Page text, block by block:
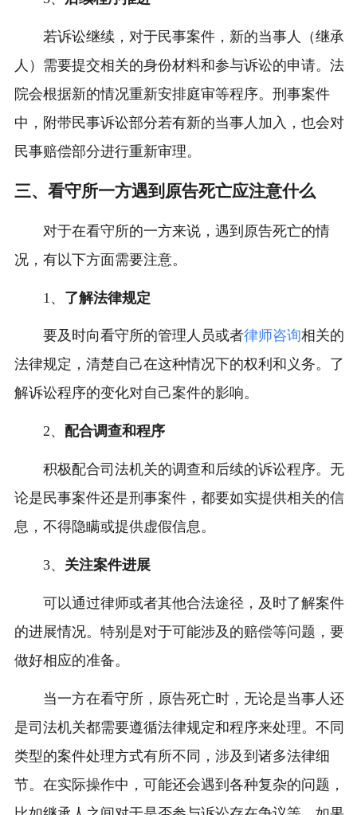
若诉讼继续，对于民事案件，新的当事人（继承
人）需要提交相关的身份材料和参与诉讼的申请。法
院会根据新的情况重新安排庭审等程序。刑事案件
中，附带民事诉讼部分若有新的当事人加入，也会对
民事赔偿部分进行重新审理。
三、看守所一方遇到原告死亡应注意什么
对于在看守所的一方来说，遇到原告死亡的情
况，有以下方面需要注意。
1、 了解法律规定
要及时向看守所的管理人员或者律师咨询相关的
法律规定，清楚自己在这种情况下的权利和义务。了
解诉讼程序的变化对自己案件的影响。
2、 配合调查和程序
积极配合司法机关的调查和后续的诉讼程序。无
论是民事案件还是刑事案件，都要如实提供相关的信
息，不得隐瞒或提供虚假信息。
3、 关注案件进展
可以通过律师或者其他合法途径，及时了解案件
的进展情况。特别是对于可能涉及的赔偿等问题，要
做好相应的准备。
当一方在看守所，原告死亡时，无论是当事人还
是司法机关都需要遵循法律规定和程序来处理。不同
类型的案件处理方式有所不同，涉及到诸多法律细
节。在实际操作中，可能还会遇到各种复杂的问题，